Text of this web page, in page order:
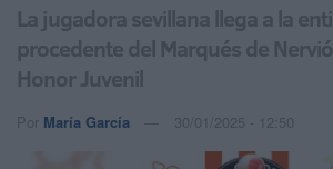
La jugadora sevillana llega a la
procedente del Marqués de
Honor Juvenil
Por María García 30/01/2025 - 12:50